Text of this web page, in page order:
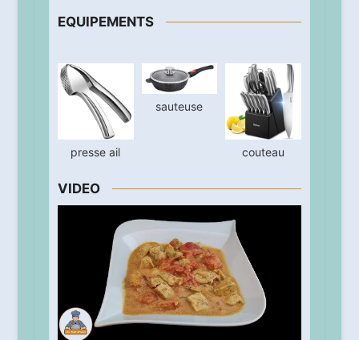
EQUIPEMENTS
presse ail
sauteuse
couteau
VIDEO